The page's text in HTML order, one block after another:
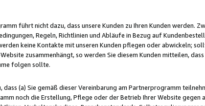
führt nicht dazu, dass unsere Kunden zu Ihren Kunden werden.
Regeln, Richtlinien und Abläufe in Bezug auf
keine Kontakte mit unseren Kunden pflegen oder abwickeln;
zusammenhängt, so werden Sie diesem Kunden mitteilen,
folgen sollte.
dass (a) Sie gemäß dieser Vereinbarung am Partnerprogramm
noch die Erstellung, Pflege oder der Betrieb Ihrer Website